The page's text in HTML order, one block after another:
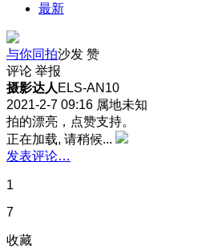
最新
与你同拍沙发 赞
评论 举报
摄影达人 ELS-AN10
2021-2-7 09:16 属地未知
拍的漂亮，点赞支持。
正在加载, 请稍候...
发表评论…
1
7
收藏